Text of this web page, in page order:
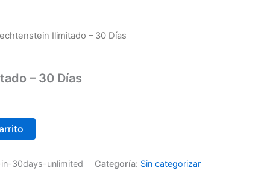
Ilimitado – 30 Días
– 30 Días
30days-unlimited Categoría: Sin categorizar